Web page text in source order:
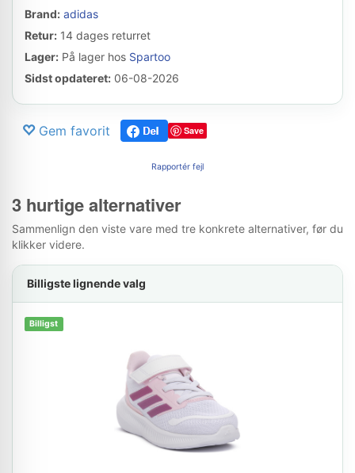
Brand: adidas
Retur: 14 dages returret
Lager: På lager hos Spartoo
Sidst opdateret: 06-08-2026
Gem favorit Save
Rapportér fejl
3 hurtige alternativer
Sammenlign den viste vare med tre konkrete alternativer, før du
klikker videre.
Billigste lignende valg
Billigst